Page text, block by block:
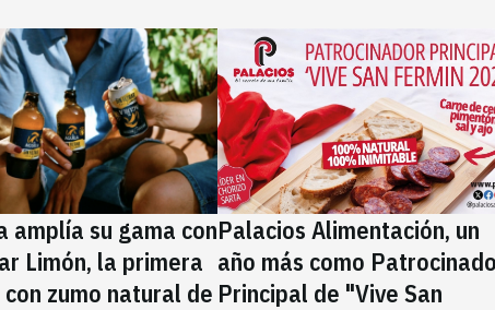
amplía su gama con
Limón, la primera
zumo natural de
Palacios Alimentación, un
año más como
Principal de "Vive San